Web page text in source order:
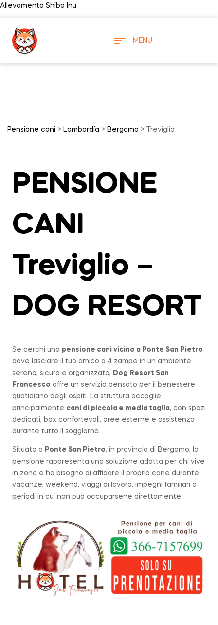
Allevamento Shiba Inu
MENU
Pensione cani > Lombardía > Bergamo > Treviglio
PENSIONE
CANI
Treviglio –
DOG RESORT
Se cerchi una pensione cani vicino a Ponte San Pietro
dove lasciare il tuo amico a 4 zampe in un ambiente
sereno, sicuro e organizzato, Dog Resort San
Francesco offre un servizio pensato per il benessere
quotidiano degli ospiti. La struttura accoglie
principalmente cani di piccola e media taglia, con spazi
dedicati, box confortevoli, aree esterne e assistenza
durante tutto il soggiorno.
Situata a Ponte San Pietro, in provincia di Bergamo, la
pensione rappresenta una soluzione adatta per chi vive
in zona e ha bisogno di affidare il proprio cane durante
vacanze, weekend, viaggi di lavoro, impegni familiari o
periodi in cui non può occuparsene direttamente.